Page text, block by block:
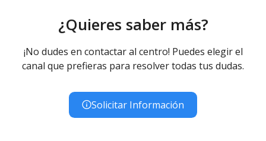
¿Quieres saber más?
¡No dudes en contactar al centro! Puedes elegir el
canal que prefieras para resolver todas tus dudas.
Solicitar Información